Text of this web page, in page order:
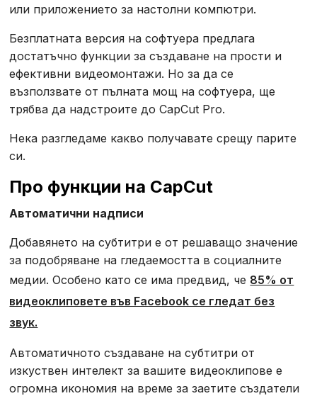
или приложението за настолни компютри.
Безплатната версия на софтуера предлага
достатъчно функции за създаване на прости и
ефективни видеомонтажи. Но за да се
възползвате от пълната мощ на софтуера, ще
трябва да надстроите до CapCut Pro.
Нека разгледаме какво получавате срещу парите
си.
Про функции на CapCut
Автоматични надписи
Добавянето на субтитри е от решаващо значение
за подобряване на гледаемостта в социалните
медии. Особено като се има предвид, че 85% от
видеоклиповете във Facebook се гледат без
звук.
Автоматичното създаване на субтитри от
изкуствен интелект за вашите видеоклипове е
огромна икономия на време за заетите създатели